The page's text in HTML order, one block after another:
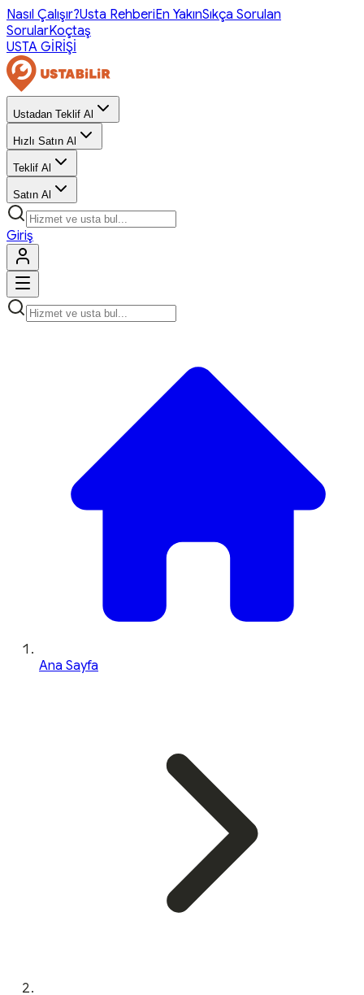
Nasıl Çalışır?Usta RehberiEn YakınSıkça Sorulan
SorularKoçtaş
USTA GİRİŞİ
Ustadan Teklif Al
Hızlı Satın Al
Teklif Al
Satın Al
Giriş
Ana Sayfa